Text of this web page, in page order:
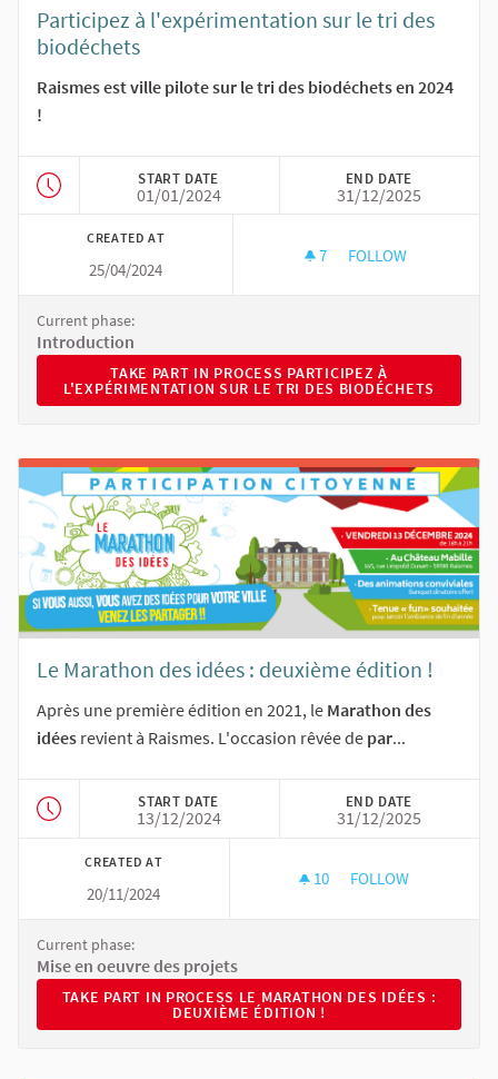
Participez à l'expérimentation sur le tri des
biodéchets
Raismes est ville pilote sur le tri des biodéchets en 2024
!
START DATE
01/01/2024
END DATE
31/12/2025
CREATED AT
25/04/2024
7 7 FOLLOWERS
FOLLOW
Current phase:
Introduction
TAKE PART IN PROCESS PARTICIPEZ À
TAKE PART IN PROCESS PARTICIPEZ À
L'EXPÉRIMENTATION SUR LE TRI DES BIODÉCHETS
Le Marathon des idées : deuxième édition !
Après une première édition en 2021, le Marathon des
idées revient à Raismes. L'occasion rêvée de par...
START DATE
13/12/2024
END DATE
31/12/2025
CREATED AT
20/11/2024
10 10 FOLLOWERS
FOLLOW
Current phase:
Mise en oeuvre des projets
TAKE PART IN PROCESS LE MARATHON DES IDÉES :
TAKE PART IN PROCESS LE MARATHON DES IDÉES :
DEUXIÈME ÉDITION !